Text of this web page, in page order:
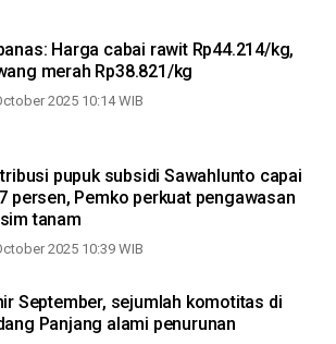
Harga cabai rawit Rp44.214/kg,
merah Rp38.821/kg
2025 10:14 WIB
pupuk subsidi Sawahlunto capai
persen, Pemko perkuat pengawasan
tanam
2025 10:39 WIB
September, sejumlah komotitas di
Panjang alami penurunan